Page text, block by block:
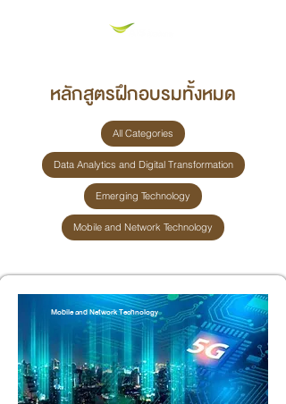
หลักสูตรฝึกอบรมทั้งหมด
All Categories
Data Analytics and Digital Transformation
Emerging Technology
Mobile and Network Technology
Mobile and Network Technology